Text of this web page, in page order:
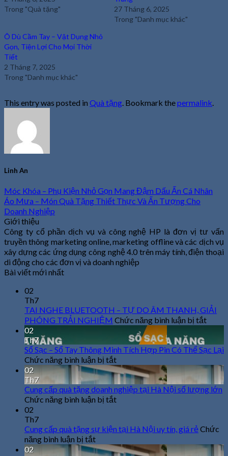
Trong "Quà tặng"
27 Tháng 6, 2025
Trong "Danh mục khác"
Ô Dù Cầm Tay – Vật Dụng Nhỏ
Gọn, Tiện Lợi Cho Mọi Thời
Tiết
2 Tháng 7, 2025
Trong "Danh mục khác"
This entry was posted in Quà tặng. Bookmark thepermalink.
Linh An
Móc Khóa – Phụ Kiện Nhỏ Gọn Mang Đậm Dấu Ấn Cá Nhân
Áo Mưa – Món Quà Tặng Thiết Thực Và Ấn Tượng Cho
Doanh Nghiệp
Giới thiệu
Công ty cổ phần dịch vụ và công nghệ HP là đơn vị tư vấn
truyền thông marketing online, marketing offline và các dịch vụ
xây dựng các ứng dụng công nghệ 4.0 trên máy tính, điện thoại
di động cho các đơn vị và doanh nghiệp
Bài viết mới nhất
02
Th7
TAI NGHE BLUETOOTH – TỰ DO ÂM THANH, GIẢI
PHÓNG TRẢI NGHIỆM Chức năng bình luận bị tắtở
TỰ
DO
ÂM
TRẢI
02
Th7
Sổ Sạc – Sổ Tay Thông Minh Tích Hợp Pin Có Thể Sạc Lại
Chức năng bình luận bị tắtở
Sổ
Sạc
–
Sổ
Minh
Hợp
02
Th7
Cung cấp quà tặng doanh nghiệp tại Hà Nội số lượng lớn
Chức năng bình luận bị tắtở
quà
doanh
02
Th7
Cung cấp quà tặng sự kiện tại Hà Nội uy tín, giá rẻ Chức
năng bình luận bị tắtở
Cung
02